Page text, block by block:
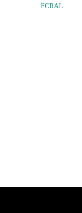
FORAL